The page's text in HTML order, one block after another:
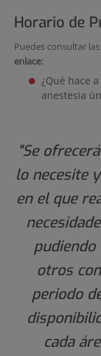
Horario de
Puedes consultar las
enlace:
¿Qué hace
anestesia
"Se
lo necesite
en el que
otros
periodo
cada